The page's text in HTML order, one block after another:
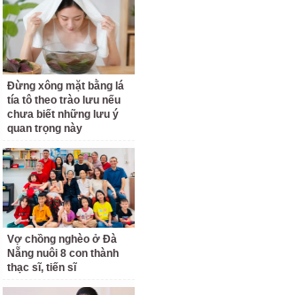
Đừng xông mặt bằng lá
tía tô theo trào lưu nếu
chưa biết những lưu ý
quan trọng này
Vợ chồng nghèo ở Đà
Nẵng nuôi 8 con thành
thạc sĩ, tiến sĩ